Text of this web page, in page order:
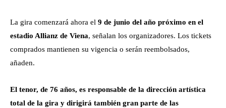
La gira comenzará ahora el 9 de junio del año próximo en el
estadio Allianz de Viena, señalan los organizadores. Los tickets
comprados mantienen su vigencia o serán reembolsados,
añaden.
El tenor, de 76 años, es responsable de la dirección artística
total de la gira y dirigirá también gran parte de las